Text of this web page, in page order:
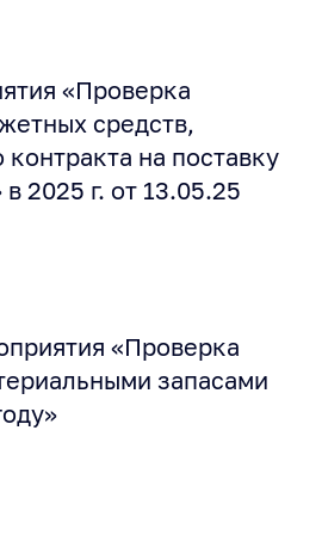
«Проверка
средств,
на поставку
2025 г. от 13.05.25
«Проверка
запасами